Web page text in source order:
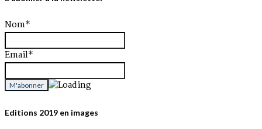
Nom*
Email*
Editions 2019 en images